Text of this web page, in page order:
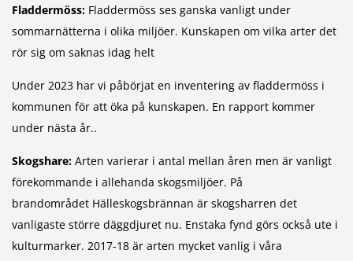
Fladdermöss:Fladdermöss ses ganska vanligt under
sommarnätterna i olika miljöer. Kunskapen om vilka arter det
rör sig om saknas idag helt
Under 2023 har vi påbörjat en inventering av fladdermöss i
kommunen för att öka på kunskapen. En rapport kommer
under nästa år..
Skogshare:Arten varierar i antal mellan åren men är vanligt
förekommande i allehanda skogsmiljöer. På
brandområdet Hälleskogsbrännan är skogsharren det
vanligaste större däggdjuret nu. Enstaka fynd görs också ute i
kulturmarker. 2017-18 är arten mycket vanlig i våra